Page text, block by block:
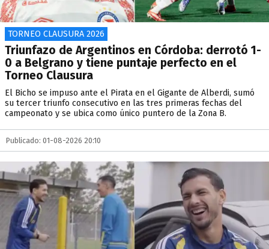
TORNEO CLAUSURA 2026
Triunfazo de Argentinos en Córdoba: derrotó 1-
0 a Belgrano y tiene puntaje perfecto en el
Torneo Clausura
El Bicho se impuso ante el Pirata en el Gigante de Alberdi, sumó
su tercer triunfo consecutivo en las tres primeras fechas del
campeonato y se ubica como único puntero de la Zona B.
Publicado: 01-08-2026 20:10